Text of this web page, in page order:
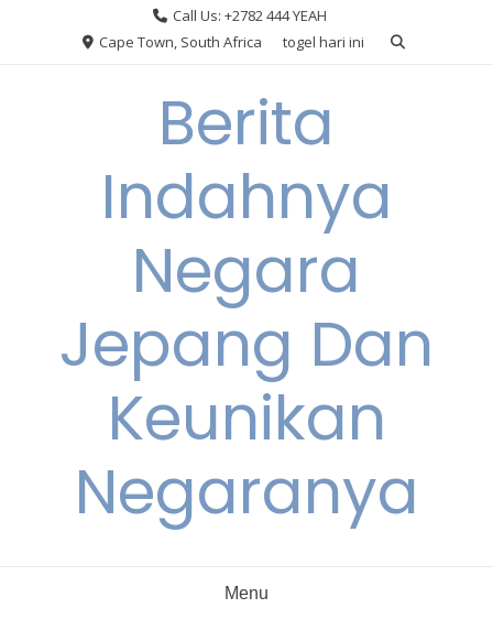
Call Us: +2782 444 YEAH
Cape Town, South Africa
togel hari ini
Berita
Indahnya
Negara
Jepang Dan
Keunikan
Negaranya
Menu